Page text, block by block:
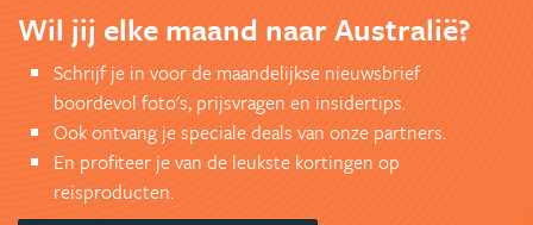
Wil jij elke maand naar Australië?
Schrijf je in voor de maandelijkse nieuwsbrief
boordevol foto's, prijsvragen en insidertips.
Ook ontvang je speciale deals van onze partners.
En profiteer je van de leukste kortingen op
reisproducten.